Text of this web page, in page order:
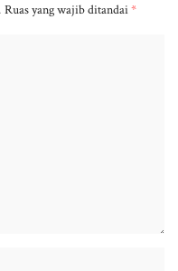
Ruas yang wajib ditandai*